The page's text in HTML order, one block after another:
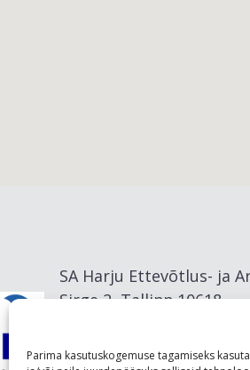
Parima kasutuskogemuse tagamiseks
SA Harju Ettevõtlus- ja
Sirge 2, Tallinn 10618